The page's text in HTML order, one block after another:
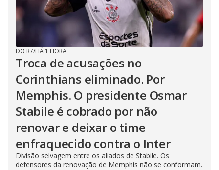
DO R7/HÁ 1 HORA
Troca de acusações no
Corinthians eliminado. Por
Memphis. O presidente Osmar
Stabile é cobrado por não
renovar e deixar o time
enfraquecido contra o Inter
Divisão selvagem entre os aliados de Stabile. Os
defensores da renovação de Memphis não se conformam.